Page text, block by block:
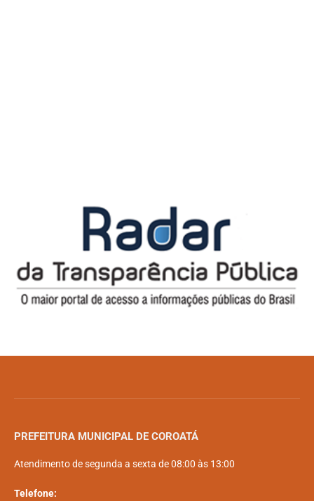
PREFEITURA MUNICIPAL DE COROATÁ
Atendimento de segunda a sexta de 08:00 às 13:00
Telefone: